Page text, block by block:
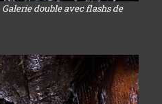
double avec flashs de